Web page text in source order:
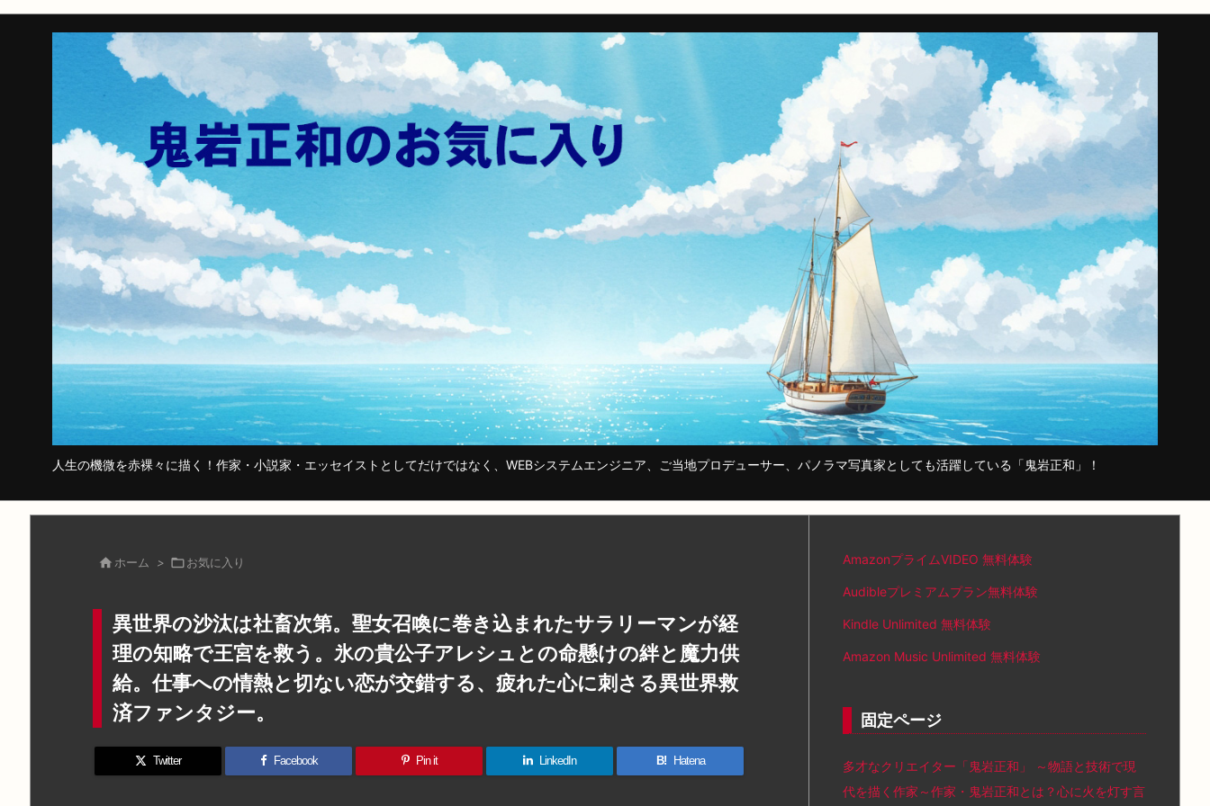
人生の機微を赤裸々に描く！作家・小説家・エッセイストとしてだけではなく、WEBシステムエンジニア、ご当地プロデューサー、パノラマ写真家としても活躍している「鬼岩正和」！
 ホーム > お気に入り
異世界の沙汰は社畜次第。聖女召喚に巻き込まれたサラリーマンが経
理の知略で王宮を救う。氷の貴公子アレシュとの命懸けの絆と魔力供
給。仕事への情熱と切ない恋が交錯する、疲れた心に刺さる異世界救
済ファンタジー。
Twitter Facebook Pin it LinkedIn B! Hatena
AmazonプライムVIDEO 無料体験
Audibleプレミアムプラン無料体験
Kindle Unlimited 無料体験
Amazon Music Unlimited 無料体験
固定ページ
多才なクリエイター「鬼岩正和」 ～物語と技術で現
代を描く作家～作家・鬼岩正和とは？心に火を灯す言